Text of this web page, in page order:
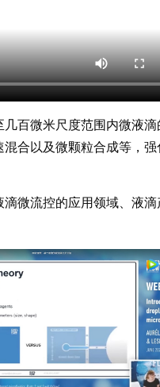
百微米尺度范围内微液
合以及微颗粒合成等，
微流控的应用领域、液